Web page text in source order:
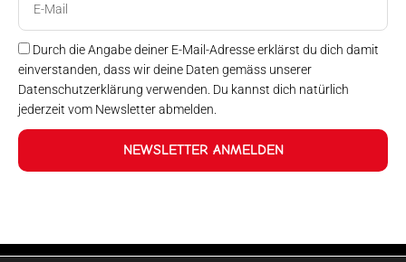
Durch die Angabe deiner E-Mail-Adresse erklärst du dich damit
einverstanden, dass wir deine Daten gemäss unserer
Datenschutzerklärung verwenden. Du kannst dich natürlich
jederzeit vom Newsletter abmelden.
NEWSLETTER ANMELDEN